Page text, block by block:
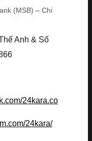
(MSB) – Chi
Anh & Số
24kara.co
24kara/